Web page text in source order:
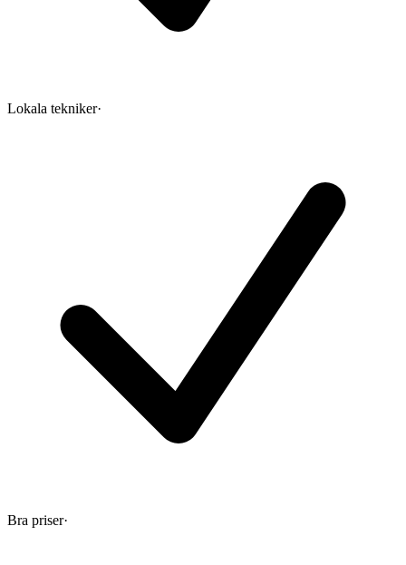
Lokala tekniker·
Bra priser·